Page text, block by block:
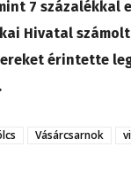
7 százalékkal
Hivatal
érintette
Vásárcsarnok